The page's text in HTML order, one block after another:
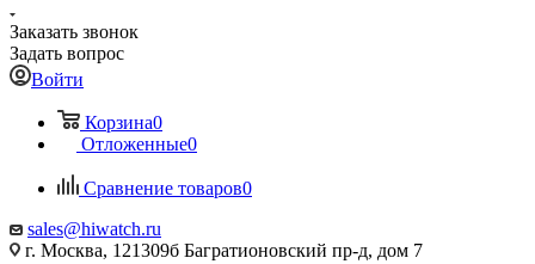
Заказать звонок
Задать вопрос
Войти
Корзина0
Отложенные0
Сравнение товаров0
sales@hiwatch.ru
г. Москва, 121309б Багратионовский пр-д, дом 7